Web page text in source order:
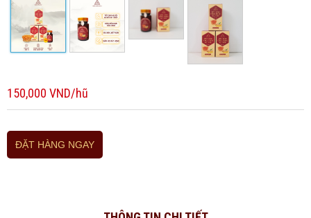
150,000 VND/hũ
ĐẶT HÀNG NGAY